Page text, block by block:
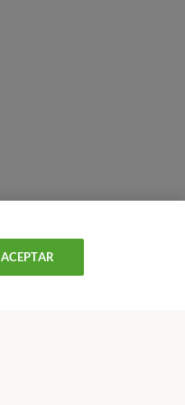
ACEPTAR